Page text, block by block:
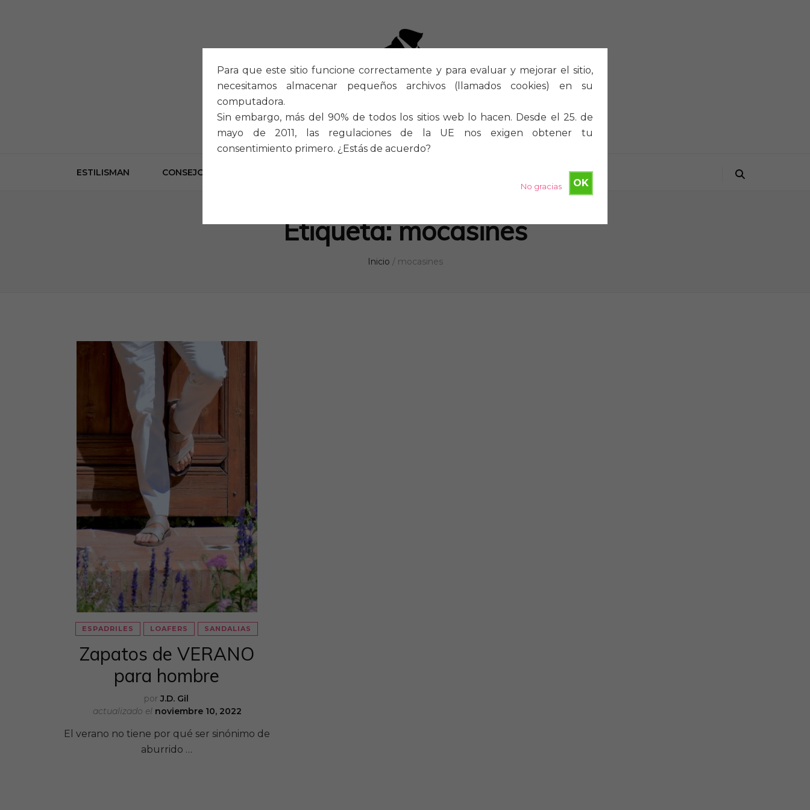
Para que este sitio funcione correctamente y para evaluar y mejorar el sitio,
necesitamos almacenar pequeños archivos (llamados cookies) en su
computadora.
Sin embargo, más del 90% de todos los sitios web lo hacen. Desde el 25. de
mayo de 2011, las regulaciones de la UE nos exigen obtener tu
consentimiento primero. ¿Estás de acuerdo?
OK
No gracias
ESTILISMAN CONSEJOS
Etiqueta:mocasines
Inicio / mocasines
ESPADRILES LOAFERS SANDALIAS
Zapatos de VERANO
para hombre
porJ.D. Gil
actualizado el noviembre 10, 2022
El verano no tiene por qué ser sinónimo de
aburrido …